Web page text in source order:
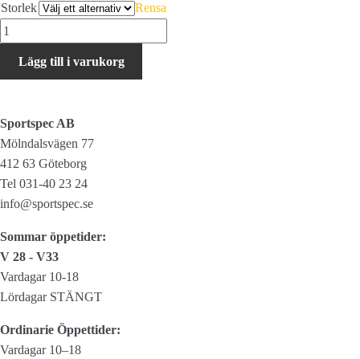
Storlek
Rensa
Falke
Warm
WomenLägg till i varukorg
Sportspec AB
Mölndalsvägen 77
412 63 Göteborg
Tel 031-40 23 24
info@sportspec.se
Sommar öppetider:
V 28 - V33
Vardagar 10-18
Lördagar STÄNGT
Ordinarie Öppettider:
Vardagar 10–18